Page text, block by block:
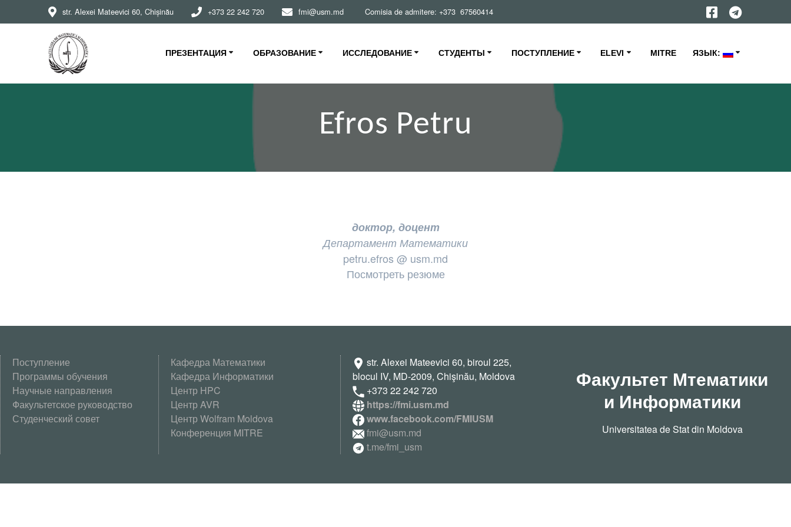
str. Alexei Mateevici 60, Chișinău +373 22 242 720 fmi@usm.md Comisia de admitere: +373 67560414
ПРЕЗЕНТАЦИЯ ОБРАЗОВАНИЕ ИССЛЕДОВАНИЕ СТУДЕНТЫ ПОСТУПЛЕНИЕ ELEVI MITRE ЯЗЫК:
Efros Petru
доктор, доцент
Департамент Математики
petru.efros @ usm.md
Посмотреть резюме
Поступление
Программы обучения
Научные направления
Факультетское руководство
Студенческий совет
Кафедра Математики
Кафедра Информатики
Центр HPC
Центр AVR
Центр Wolfram Moldova
Конференция MITRE
str. Alexei Mateevici 60, biroul 225,
blocul IV, MD-2009, Chişinău, Moldova
+373 22 242 720
https://fmi.usm.md
www.facebook.com/FMIUSM
fmi@usm.md
t.me/fmi_usm
Факультет Мтематики
и Информатики
Universitatea de Stat din Moldova